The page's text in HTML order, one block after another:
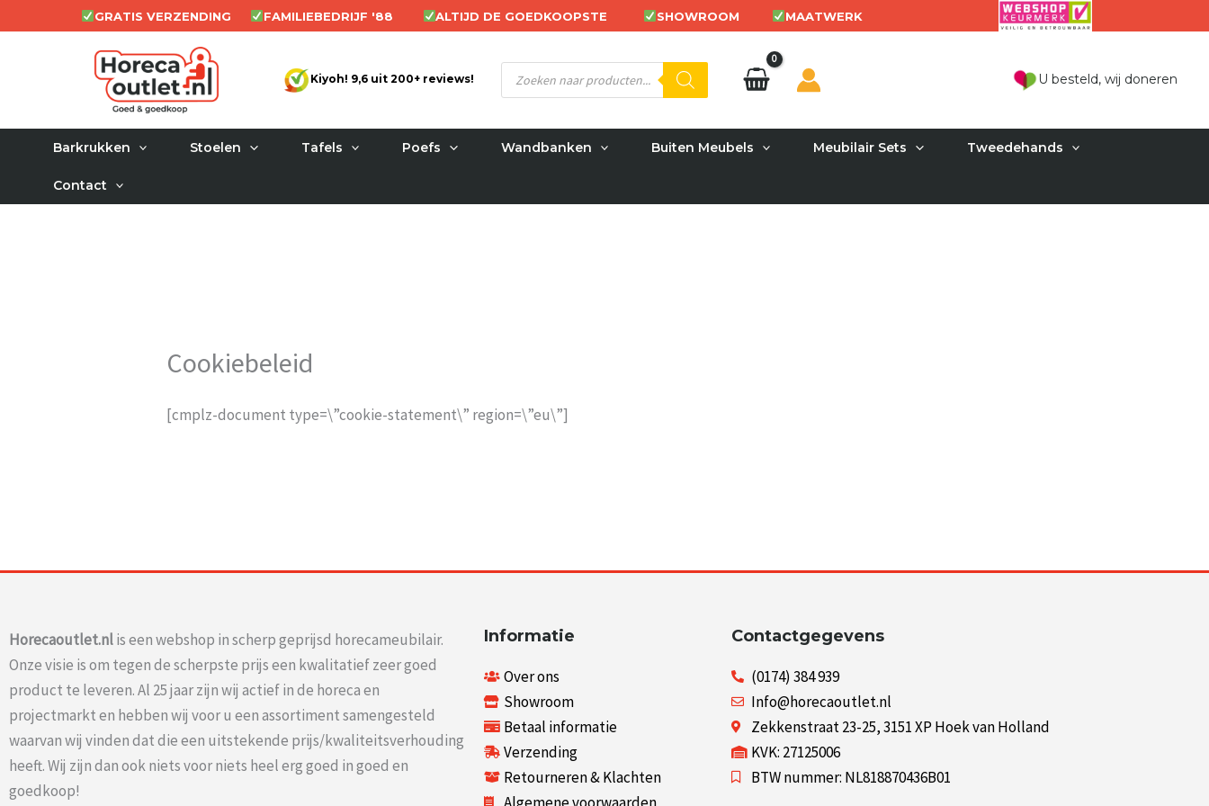
naar
GRATIS VERZENDING FAMILIEBEDRIJF '88 ALTIJD DE GOEDKOOPSTE SHOWROOM MAATWERK
Kiyoh! 9,6 uit 200+ reviews!
Producten
zoeken U besteld, wij doneren
Barkrukken Stoelen Tafels Poefs Wandbanken Buiten Meubels Meubilair Sets Tweedehands
Contact
Cookiebeleid
[cmplz-document type=\”cookie-statement\” region=\”eu\”]
Horecaoutlet.nlis een webshop in scherp geprijsd horecameubilair.
Onze visie is om tegen de scherpste prijs een kwalitatief zeer goed
product te leveren. Al 25 jaar zijn wij actief in de horeca en
projectmarkt en hebben wij voor u een assortiment samengesteld
waarvan wij vinden dat die een uitstekende prijs/kwaliteitsverhouding
heeft. Wij zijn dan ook niets voor niets heel erg goed in goed en
goedkoop!
Informatie
Over ons
Showroom
Betaal informatie
Verzending
Retourneren & Klachten
Algemene voorwaarden
Contactgegevens
(0174) 384 939
Info@horecaoutlet.nl
Zekkenstraat 23-25, 3151 XP Hoek van Holland
KVK: 27125006
BTW nummer: NL818870436B01